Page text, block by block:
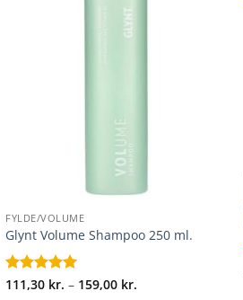
FYLDE/VOLUME
Glynt Volume Shampoo 250 ml.
Vurderet 5
111,30 kr. – 159,00 kr.